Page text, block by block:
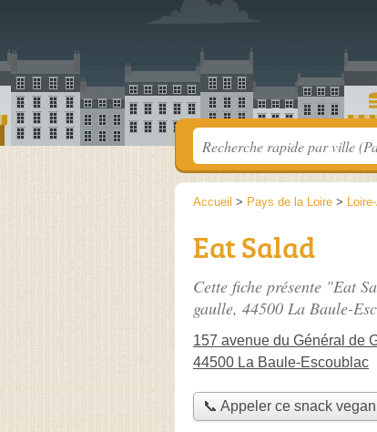
Accueil > Pays de la Loire >
Eat Salad
Cette fiche présente "Eat
gaulle, 44500 La Baule-
157 avenue du Général de
44500 La Baule-Escoublac
📞 Appeler ce snack vegan